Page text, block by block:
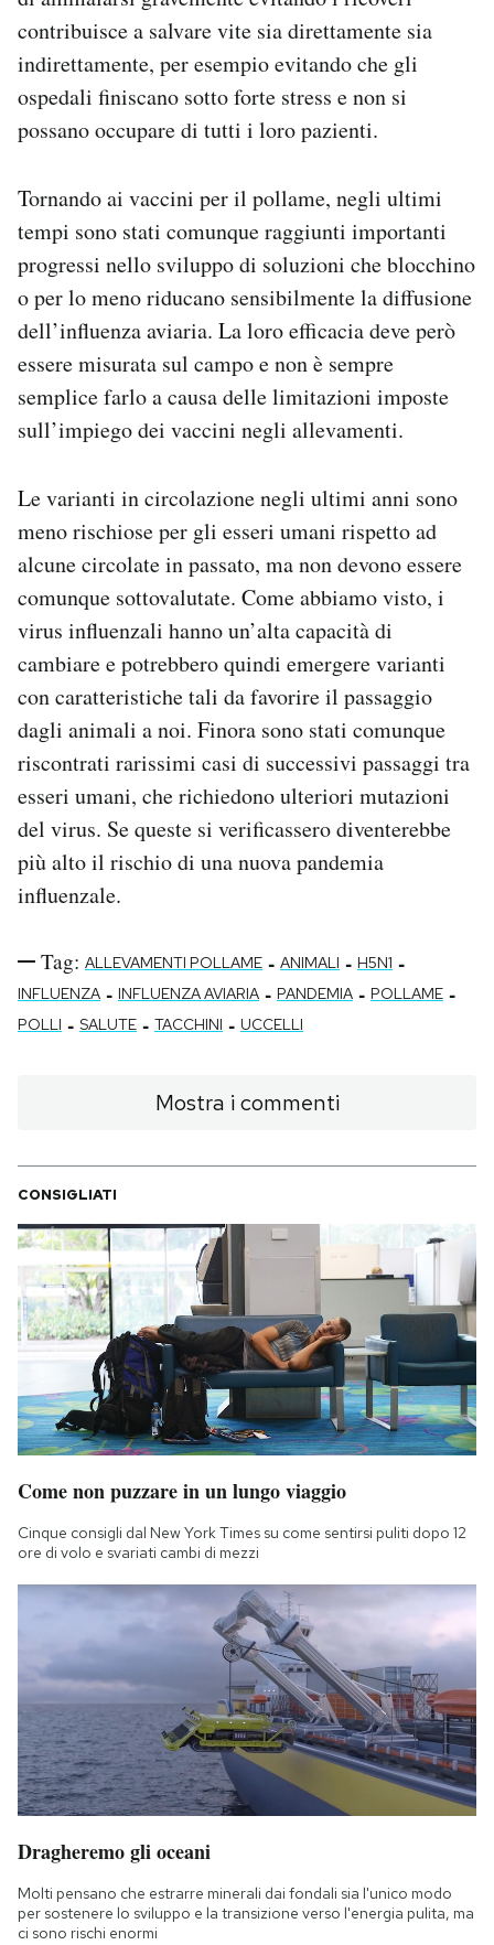
contribuisce a salvare vite sia direttamente sia
indirettamente, per esempio evitando che gli
ospedali finiscano sotto forte stress e non si
possano occupare di tutti i loro pazienti.
Tornando ai vaccini per il pollame, negli ultimi
tempi sono stati comunque raggiunti importanti
progressi nello sviluppo di soluzioni che blocchino
o per lo meno riducano sensibilmente la diffusione
dell’influenza aviaria. La loro efficacia deve però
essere misurata sul campo e non è sempre
semplice farlo a causa delle limitazioni imposte
sull’impiego dei vaccini negli allevamenti.
Le varianti in circolazione negli ultimi anni sono
meno rischiose per gli esseri umani rispetto ad
alcune circolate in passato, ma non devono essere
comunque sottovalutate. Come abbiamo visto, i
virus influenzali hanno un’alta capacità di
cambiare e potrebbero quindi emergere varianti
con caratteristiche tali da favorire il passaggio
dagli animali a noi. Finora sono stati comunque
riscontrati rarissimi casi di successivi passaggi tra
esseri umani, che richiedono ulteriori mutazioni
del virus. Se queste si verificassero diventerebbe
più alto il rischio di una nuova pandemia
influenzale.
Tag: ALLEVAMENTI POLLAME - ANIMALI - H5N1 -
INFLUENZA - INFLUENZA AVIARIA - PANDEMIA - POLLAME -
POLLI - SALUTE - TACCHINI - UCCELLI
Mostra i commenti
CONSIGLIATI
Come non puzzare in un lungo viaggio
Cinque consigli dal New York Times su come sentirsi puliti dopo 12
ore di volo e svariati cambi di mezzi
Dragheremo gli oceani
Molti pensano che estrarre minerali dai fondali sia l'unico modo
per sostenere lo sviluppo e la transizione verso l'energia pulita, ma
ci sono rischi enormi